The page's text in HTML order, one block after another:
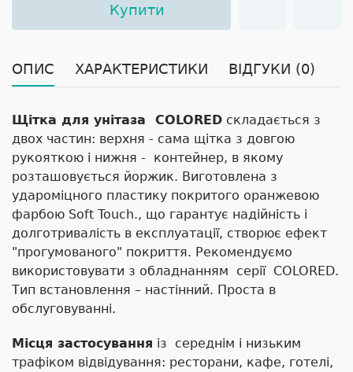
Купити
ОПИС ХАРАКТЕРИСТИКИ ВІДГУКИ (0)
Щітка для унітаза COLORED складається з
двох частин: верхня - сама щітка з довгою
рукояткою і нижня - контейнер, в якому
розташовується йоржик. Виготовлена з
удароміцного пластику покритого оранжевою
фарбою Soft Touch., що гарантує надійність і
долготривалість в експлуатації, створює ефект
"прогумованого" покриття. Рекомендуємо
використовувати з обладнанням серії COLORED.
Тип встановлення – настінний. Проста в
обслуговуванні.
Місця застосування із середнім і низьким
трафіком відвідування: ресторани, кафе, готелі,